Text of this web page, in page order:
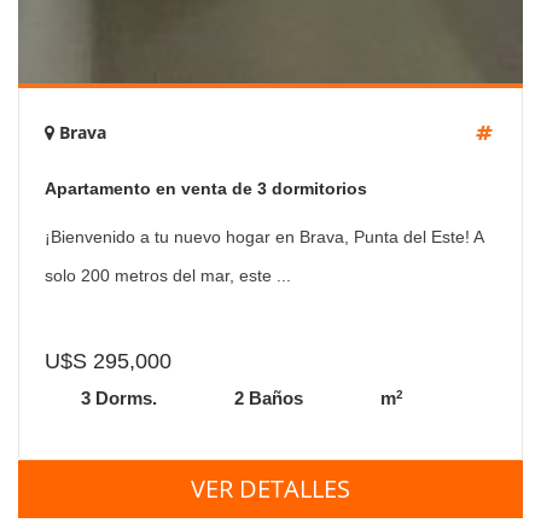
Brava
Apartamento en venta de 3 dormitorios
¡Bienvenido a tu nuevo hogar en Brava, Punta del Este! A
solo 200 metros del mar, este ...
U$S 295,000
3 Dorms. 2 Baños m2
VER DETALLES